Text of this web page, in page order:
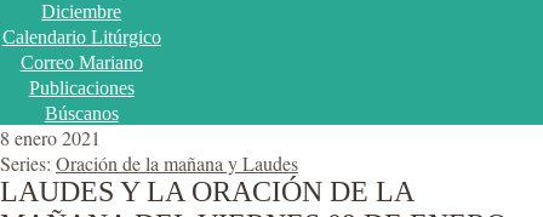
Diciembre
Calendario Litúrgico
Correo Mariano
Publicaciones
Búscanos
8 enero 2021
Series: Oración de la mañana y Laudes
LAUDES Y LA ORACIÓN DE LA